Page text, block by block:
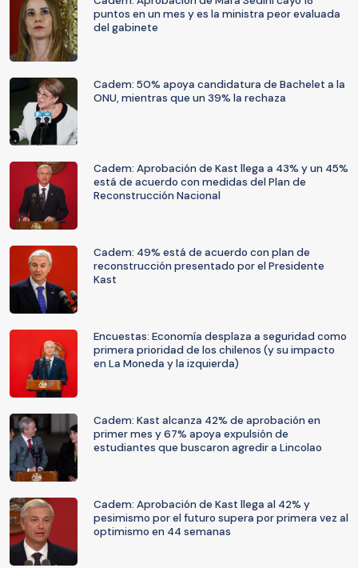
puntos en un mes y es la ministra peor evaluada
del gabinete
Cadem: 50% apoya candidatura de Bachelet a la
ONU, mientras que un 39% la rechaza
Cadem: Aprobación de Kast llega a 43% y un 45%
está de acuerdo con medidas del Plan de
Reconstrucción Nacional
Cadem: 49% está de acuerdo con plan de
reconstrucción presentado por el Presidente
Kast
Encuestas: Economía desplaza a seguridad como
primera prioridad de los chilenos (y su impacto
en La Moneda y la izquierda)
Cadem: Kast alcanza 42% de aprobación en
primer mes y 67% apoya expulsión de
estudiantes que buscaron agredir a Lincolao
Cadem: Aprobación de Kast llega al 42% y
pesimismo por el futuro supera por primera vez al
optimismo en 44 semanas